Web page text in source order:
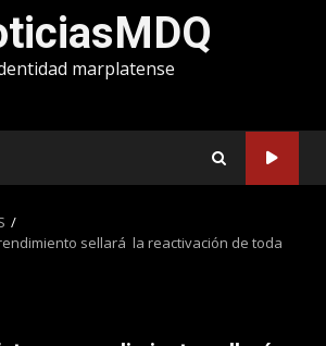
marplatense
sellará la reactivación de toda